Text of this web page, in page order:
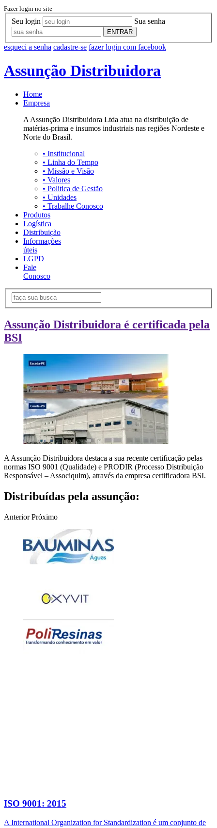
Fazer login no site
Seu login Sua senha
ENTRAR
esqueci a senha cadastre-se fazer login com facebook
Assunção Distribuidora
Home
Empresa
A Assunção Distribuidora Ltda atua na distribuição de
matérias-prima e insumos industriais nas regiões Nordeste e
Norte do Brasil.
• Institucional
• Linha do Tempo
• Missão e Visão
• Valores
• Politica de Gestão
• Unidades
• Trabalhe Conosco
Produtos
Logística
Distribuição
Informações
úteis
LGPD
Fale
Conosco
Assunção Distribuidora é certificada pela
BSI
A Assunção Distribuidora destaca a sua recente certificação pelas
normas ISO 9001 (Qualidade) e PRODIR (Processo Distribuição
Responsável – Associquim), através da empresa certificadora BSI.
Distribuídas pela assunção:
Anterior Próximo
ISO 9001: 2015
A International Organization for Standardization é um conjunto de